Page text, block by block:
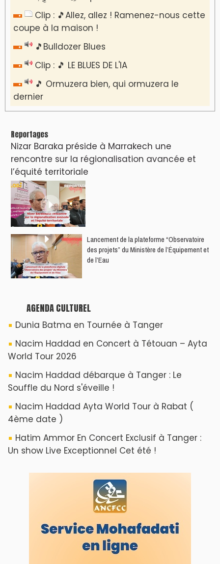
Clip : 🎵Allez, allez ! Ramenez-nous cette
coupe à la maison !
🎵Bulldozer Blues
Clip : 🎵 LE BLUES DE L'IA
🎵 Ormuzera bien, qui ormuzera le
dernier
Reportages
Nizar Baraka préside à Marrakech une
rencontre sur la régionalisation avancée et
l’équité territoriale
​Lancement de la plateforme “Observatoire
des projets” du Ministère de l’Équipement et
de l’Eau
AGENDA CULTUREL
Dunia Batma en Tournée à Tanger
Nacim Haddad en Concert à Tétouan – Ayta
World Tour 2026
Nacim Haddad débarque à Tanger : Le
Souffle du Nord s'éveille !
Nacim Haddad Ayta World Tour à Rabat (
4ème date )
Hatim Ammor En Concert Exclusif à Tanger :
Un show Live Exceptionnel Cet été !